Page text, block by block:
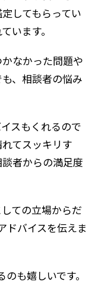
してもらってい
います。
なかった問題や
、相談者の悩み
スもくれるので
てスッキリす
者からの満足度
ての立場からだ
ドバイスを伝えま
も嬉しいです。